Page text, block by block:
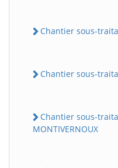
Chantier sous-
Chantier sous-
Chantier sous-
MONTIVERNOUX